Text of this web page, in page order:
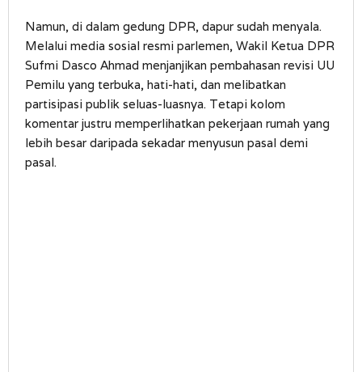
Namun, di dalam gedung DPR, dapur sudah menyala.
Melalui media sosial resmi parlemen, Wakil Ketua DPR
Sufmi Dasco Ahmad menjanjikan pembahasan revisi UU
Pemilu yang terbuka, hati-hati, dan melibatkan
partisipasi publik seluas-luasnya. Tetapi kolom
komentar justru memperlihatkan pekerjaan rumah yang
lebih besar daripada sekadar menyusun pasal demi
pasal.